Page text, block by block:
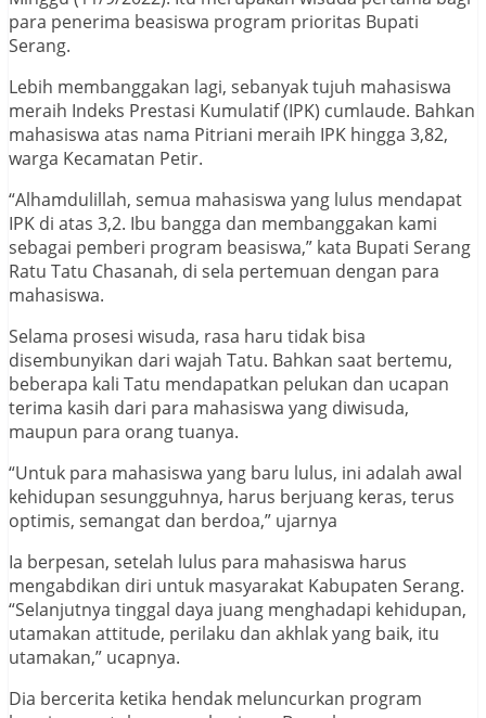
para penerima beasiswa program prioritas Bupati
Serang.
Lebih membanggakan lagi, sebanyak tujuh mahasiswa
meraih Indeks Prestasi Kumulatif (IPK) cumlaude. Bahkan
mahasiswa atas nama Pitriani meraih IPK hingga 3,82,
warga Kecamatan Petir.
“Alhamdulillah, semua mahasiswa yang lulus mendapat
IPK di atas 3,2. Ibu bangga dan membanggakan kami
sebagai pemberi program beasiswa,” kata Bupati Serang
Ratu Tatu Chasanah, di sela pertemuan dengan para
mahasiswa.
Selama prosesi wisuda, rasa haru tidak bisa
disembunyikan dari wajah Tatu. Bahkan saat bertemu,
beberapa kali Tatu mendapatkan pelukan dan ucapan
terima kasih dari para mahasiswa yang diwisuda,
maupun para orang tuanya.
“Untuk para mahasiswa yang baru lulus, ini adalah awal
kehidupan sesungguhnya, harus berjuang keras, terus
optimis, semangat dan berdoa,” ujarnya
Ia berpesan, setelah lulus para mahasiswa harus
mengabdikan diri untuk masyarakat Kabupaten Serang.
“Selanjutnya tinggal daya juang menghadapi kehidupan,
utamakan attitude, perilaku dan akhlak yang baik, itu
utamakan,” ucapnya.
Dia bercerita ketika hendak meluncurkan program